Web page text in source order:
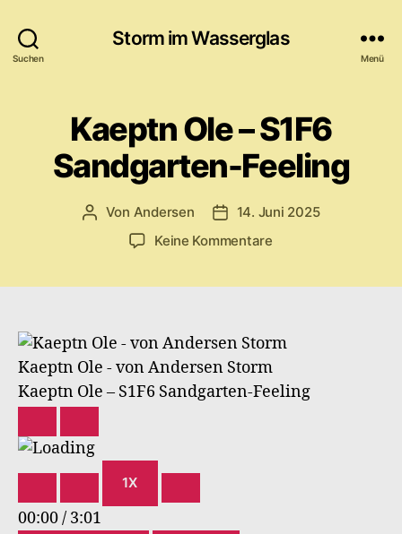
Suchen
Storm im Wasserglas
Menü
Kaeptn Ole – S1F6
Sandgarten-Feeling
Beitragsautor
Von Andersen Veröffentlichungsdatum
14. Juni 2025
Keine Kommentarezu
Sandgarten-
Kaeptn Ole - von Andersen Storm
Kaeptn Ole – S1F6 Sandgarten-Feeling
EPISODEEPISODE
1X
00:00/ 3:01